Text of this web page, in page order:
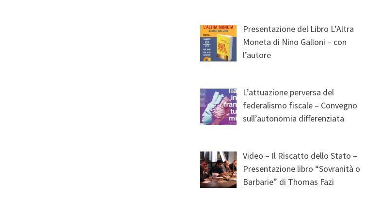
Presentazione del Libro L’Altra
Moneta di Nino Galloni – con
l’autore
L’attuazione perversa del
federalismo fiscale – Convegno
sull’autonomia differenziata
Video – Il Riscatto dello Stato –
Presentazione libro “Sovranità o
Barbarie” di Thomas Fazi